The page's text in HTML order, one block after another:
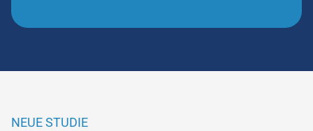
NEUE STUDIE